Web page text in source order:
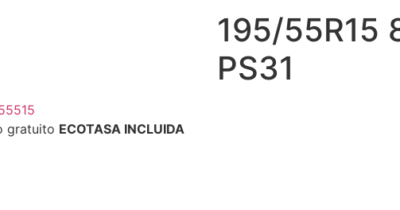
195/55R15
PS31
ECOTASA INCLUIDA